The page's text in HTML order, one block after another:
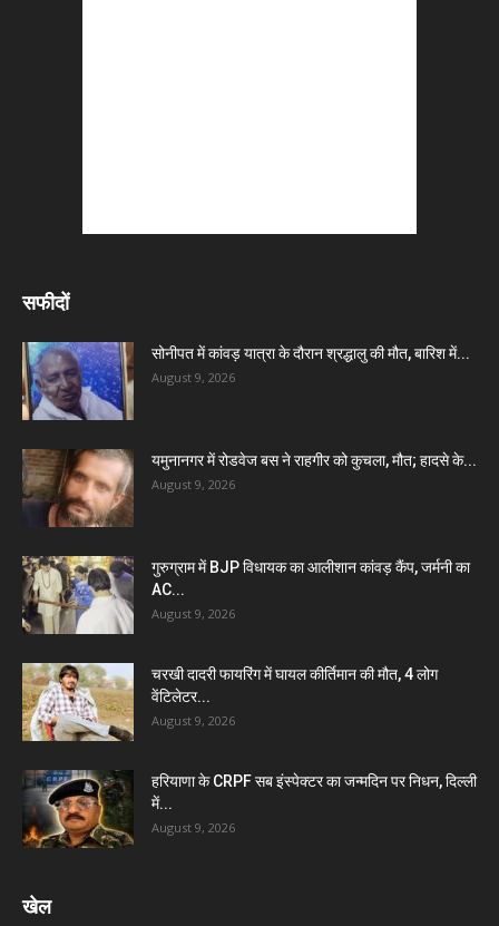
सफीदों
सोनीपत में कांवड़ यात्रा के दौरान श्रद्धालु की मौत, बारिश में...
August 9, 2026
यमुनानगर में रोडवेज बस ने राहगीर को कुचला, मौत; हादसे के...
August 9, 2026
गुरुग्राम में BJP विधायक का आलीशान कांवड़ कैंप, जर्मनी का
AC...
August 9, 2026
चरखी दादरी फायरिंग में घायल कीर्तिमान की मौत, 4 लोग
वेंटिलेटर...
August 9, 2026
हरियाणा के CRPF सब इंस्पेक्टर का जन्मदिन पर निधन, दिल्ली
में...
August 9, 2026
खेल